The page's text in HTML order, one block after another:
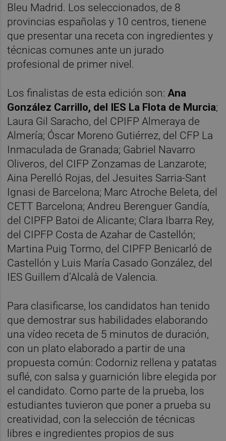
Bleu Madrid. Los seleccionados, de 8
provincias españolas y 10 centros, tienene
que presentar una receta con ingredientes y
técnicas comunes ante un jurado
profesional de primer nivel.
Los finalistas de esta edición son:Ana
González Carrillo, del IES La Flota de Murcia;
Laura Gil Saracho, del CPIFP Almeraya de
Almería; Óscar Moreno Gutiérrez, del CFP La
Inmaculada de Granada; Gabriel Navarro
Oliveros, del CIFP Zonzamas de Lanzarote;
Aina Perelló Rojas, del Jesuites Sarria-Sant
Ignasi de Barcelona; Marc Atroche Beleta, del
CETT Barcelona; Andreu Berenguer Gandía,
del CIPFP Batoi de Alicante; Clara Ibarra Rey,
del CIPFP Costa de Azahar de Castellón;
Martina Puig Tormo, del CIPFP Benicarló de
Castellón y Luis María Casado González, del
IES Guillem d’Alcalà de Valencia.
Para clasificarse, los candidatos han tenido
que demostrar sus habilidades elaborando
una vídeo receta de 5 minutos de duración,
con un plato elaborado a partir de una
propuesta común: Codorniz rellena y patatas
suflé, con salsa y guarnición libre elegida por
el candidato. Como parte de la prueba, los
estudiantes tuvieron que poner a prueba su
creatividad, con la selección de técnicas
libres e ingredientes propios de sus